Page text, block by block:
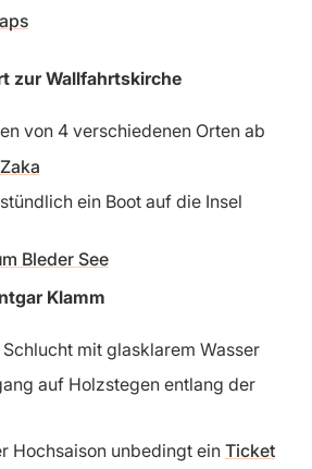
zur Wallfahrtskirche
von 4 verschiedenen Orten ab
ein Boot auf die Insel
Bleder See
Klamm
mit glasklarem Wasser
auf Holzstegen entlang der
Hochsaison unbedingt ein Ticket